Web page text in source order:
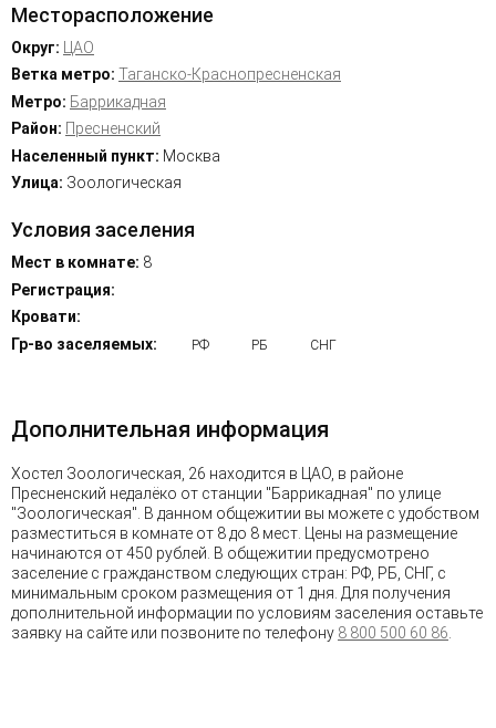
Месторасположение
Округ:
ЦАО
Ветка метро: Таганско-Краснопресненская
Метро: Баррикадная
Район: Пресненский
Населенный пункт: Москва
Улица: Зоологическая
Условия заселения
Мест в комнате: 8
Регистрация:
Кровати:
Гр-во заселяемых:
РФ РБ СНГ
Дополнительная информация
Хостел Зоологическая, 26 находится в ЦАО, в районе
Пресненский недалёко от станции "Баррикадная" по улице
"Зоологическая". В данном общежитии вы можете с удобством
разместиться в комнате от 8 до 8 мест. Цены на размещение
начинаются от 450 рублей. В общежитии предусмотрено
заселение с гражданством следующих стран: РФ, РБ, СНГ, с
минимальным сроком размещения от 1 дня. Для получения
дополнительной информации по условиям заселения оставьте
заявку на сайте или позвоните по телефону 8 800 500 60 86